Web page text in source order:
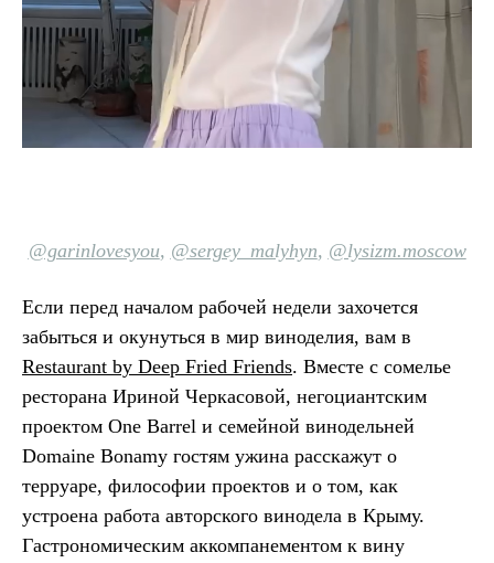
@garinlovesyou, @sergey_malyhyn, @lysizm.moscow
Если перед началом рабочей недели захочется
забыться и окунуться в мир виноделия, вам в
Restaurant by Deep Fried Friends. Вместе с сомелье
ресторана Ириной Черкасовой, негоциантским
проектом One Barrel и семейной винодельней
Domaine Bonamy гостям ужина расскажут о
терруаре, философии проектов и о том, как
устроена работа авторского винодела в Крыму.
Гастрономическим аккомпанементом к вину